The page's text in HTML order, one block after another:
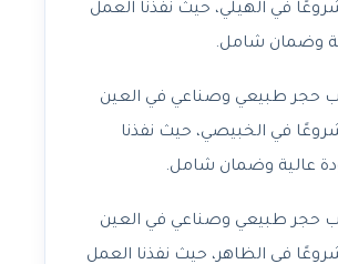
في الهيلي، حيث نفذنا العمل
وضمان شامل.
حجر طبيعي وصناعي في العين
في الخبيصي، حيث نفذنا
عالية وضمان شامل.
حجر طبيعي وصناعي في العين
في الظاهر، حيث نفذنا العمل